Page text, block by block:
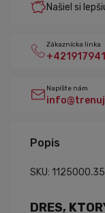
Našiel si
Zákaznícka linka
Napíšte nám
Popis
SKU:
DRES,